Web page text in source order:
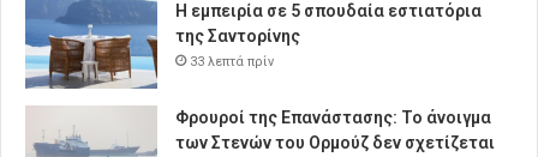
Η εμπειρία σε 5 σπουδαία εστιατόρια
της Σαντορίνης
33 λεπτά πρίν
Φρουροί της Επανάστασης: Το άνοιγμα
των Στενών του Ορμούζ δεν σχετίζεται